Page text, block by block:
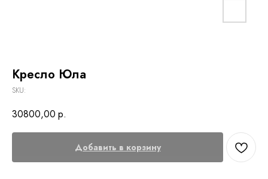
Кресло Юла
SKU:
30800,00 р.
Добавить в корзину